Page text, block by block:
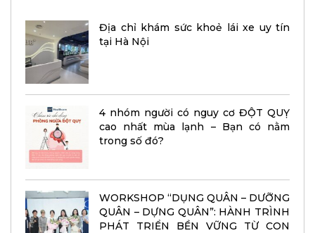
Địa chỉ khám sức khoẻ lái xe uy tín
tại Hà Nội
4 nhóm người có nguy cơ ĐỘT QUỴ
cao nhất mùa lạnh – Bạn có nằm
trong số đó?
WORKSHOP “DỤNG QUÂN – DƯỠNG
QUÂN – DỰNG QUÂN”: HÀNH TRÌNH
PHÁT TRIỂN BỀN VỮNG TỪ CON